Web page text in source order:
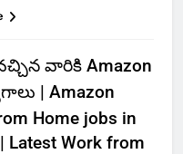
వారికి Amazon
| Amazon
Home jobs in
Latest Work from